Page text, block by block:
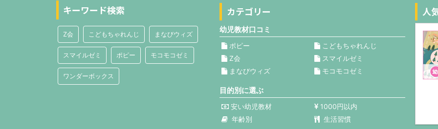
カテゴリー
幼児教材口コミ
ポピー
こどもちゃれんじ
Z会
スマイルゼミ
まなびウィズ
モコモコゼミ
目的別に選ぶ
安い幼児教材
1000円以内
年齢別
生活習慣
人
キーワード検索
Z会 こどもちゃれんじ まなびウィズ
スマイルゼミ ポピー モコモコゼミ
ワンダーボックス